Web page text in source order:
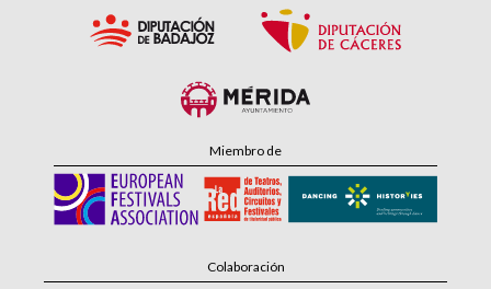
Miembro de
Colaboración